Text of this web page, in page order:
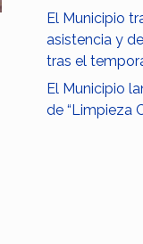
El Municipio
asistencia y
tras el
El Municipio
de “Limpieza